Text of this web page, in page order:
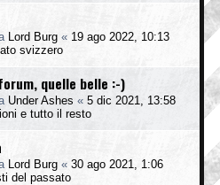
Lord Burg « 19 ago 2022, 10:13
svizzero
quelle belle :-)
Under Ashes « 5 dic 2021, 13:58
e tutto il resto
Lord Burg « 30 ago 2021, 1:06
del passato